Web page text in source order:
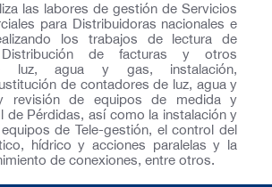
las labores de gestión de Servicios
para Distribuidoras nacionales e
los trabajos de lectura de
de facturas y otros
luz, agua y gas, instalación,
de contadores de luz, agua y
revisión de equipos de medida y
de Pérdidas, así como la instalación y
de Tele-gestión, el control del
hídrico y acciones paralelas y la
de conexiones, entre otros.